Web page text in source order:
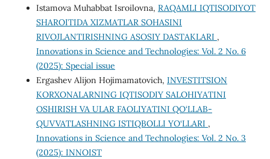
Istamova Muhabbat Isroilovna, RAQAMLI IQTISODIYOT
SHAROITIDA XIZMATLAR SOHASINI
RIVOJLANTIRISHNING ASOSIY DASTAKLARI ,
Innovations in Science and Technologies: Vol. 2 No. 6
(2025): Special issue
Ergashev Alijon Hojimamatovich, INVESTITSION
KORXONALARNING IQTISODIY SALOHIYATINI
OSHIRISH VA ULAR FAOLIYATINI QO‘LLAB-
QUVVATLASHNING ISTIQBOLLI YO‘LLARI ,
Innovations in Science and Technologies: Vol. 2 No. 3
(2025): INNOIST